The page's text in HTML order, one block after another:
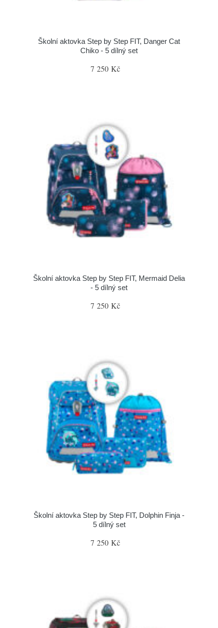
Školní aktovka Step by Step FIT, Danger Cat
Chiko - 5 dílný set
7 250 Kč
Školní aktovka Step by Step FIT, Mermaid Delia
- 5 dílný set
7 250 Kč
Školní aktovka Step by Step FIT, Dolphin Finja -
5 dílný set
7 250 Kč